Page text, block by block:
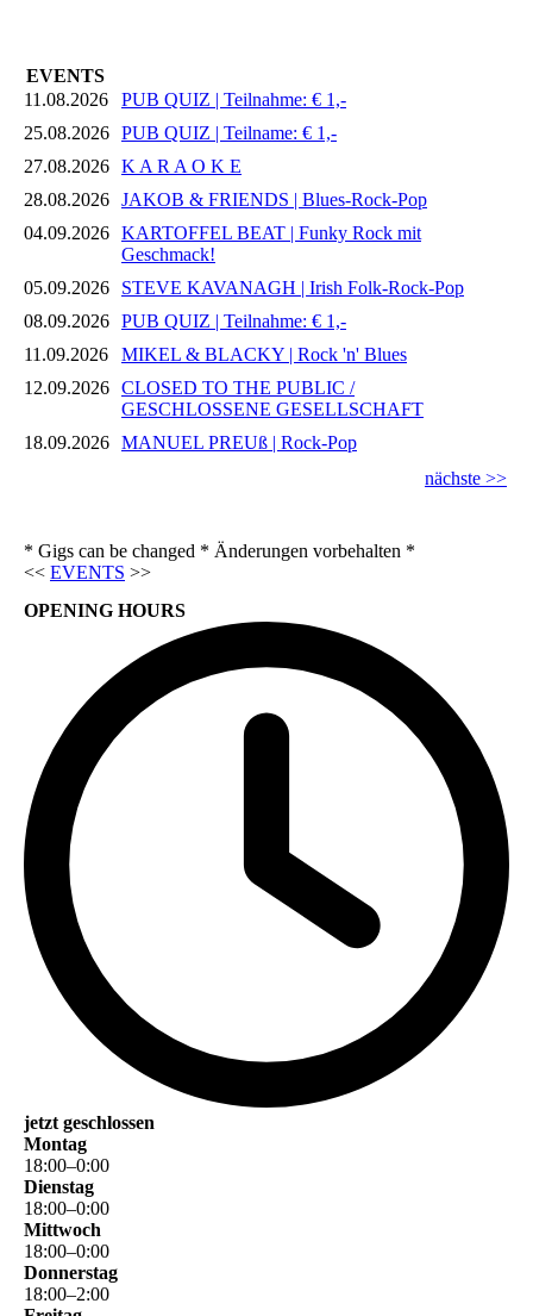
EVENTS
11.08.2026
PUB QUIZ | Teilnahme: € 1,-
25.08.2026 PUB QUIZ | Teilname: € 1,-
27.08.2026 K A R A O K E
28.08.2026 JAKOB & FRIENDS | Blues-Rock-Pop
04.09.2026 KARTOFFEL BEAT | Funky Rock mit
Geschmack!
05.09.2026
STEVE KAVANAGH | Irish Folk-Rock-Pop
08.09.2026 PUB QUIZ | Teilnahme: € 1,-
11.09.2026
MIKEL & BLACKY | Rock 'n' Blues
12.09.2026 CLOSED TO THE PUBLIC /
GESCHLOSSENE GESELLSCHAFT
18.09.2026 MANUEL PREUß | Rock-Pop
nächste >>
* Gigs can be changed * Änderungen vorbehalten *
<< EVENTS >>
OPENING HOURS
jetzt geschlossen
Montag
18:00–0:00
Dienstag
18:00–0:00
Mittwoch
18:00–0:00
Donnerstag
18:00–2:00